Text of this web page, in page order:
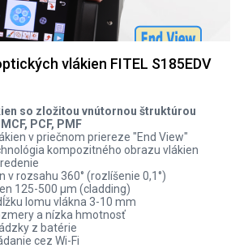
vlákien FITEL S185EDV
so zložitou vnútornou štruktúrou
PCF, PMF
v priečnom priereze "End View"
kompozitného obrazu vlákien
v rozsahu 360° (rozlíšenie 0,1°)
125-500 µm (cladding)
lomu vlákna 3-10 mm
a nízka hmotnosť
z batérie
cez Wi-Fi